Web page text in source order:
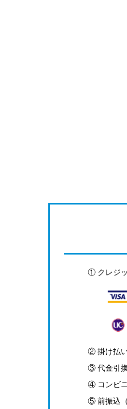
① クレジ
② 掛け払
③ 代金引
④ コンビニ
⑤ 前振込（